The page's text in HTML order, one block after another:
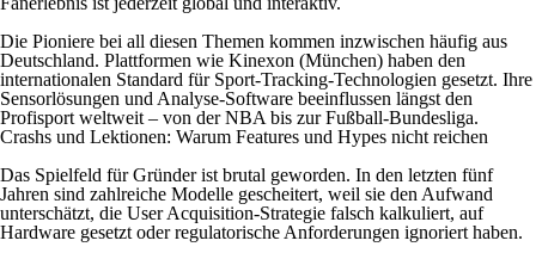
Die Pioniere bei all diesen Themen kommen inzwischen häufig aus
Deutschland. Plattformen wie Kinexon (München) haben den
internationalen Standard für Sport-Tracking-Technologien gesetzt. Ihre
Sensorlösungen und Analyse-Software beeinflussen längst den
Profisport weltweit – von der NBA bis zur Fußball-Bundesliga.
Crashs und Lektionen: Warum Features und Hypes nicht reichen
Das Spielfeld für Gründer ist brutal geworden. In den letzten fünf
Jahren sind zahlreiche Modelle gescheitert, weil sie den Aufwand
unterschätzt, die User Acquisition-Strategie falsch kalkuliert, auf
Hardware gesetzt oder regulatorische Anforderungen ignoriert haben.